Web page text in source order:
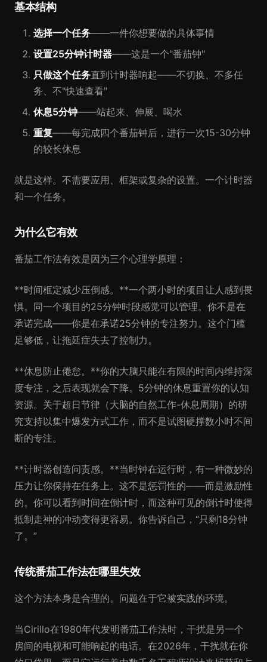
基本结构
选择一个任务——一件你想要做的具体事情
设置25分钟计时器——这是一个"番茄钟"
只做这个任务直到计时器响起——不切换、不多任
务、不"快速查看"
休息5分钟——站起来、伸展、喝水
重复——每完成四个番茄钟后，进行一次15-30分钟
的较长休息
就是这样。不需要应用、框架或复杂的设置。一个计时器
和一个任务。
为什么它有效
番茄工作法有效是因为三个心理学原理：
**时间框定减少压倒感。**一个两小时的项目让人感到畏
惧。同一个项目的25分钟时段感觉可以管理。你不是在
承诺完成——你是在承诺25分钟的专注努力。这个门槛
足够低，让拖延症失去了控制力。
**休息防止倦怠。**你的大脑只能在有限的时间内维持深
度专注，之后表现就会下降。5分钟的休息重置你的认知
资源。关于超日节律（大脑的自然工作-休息周期）的研
究支持以集中爆发方式工作，而不是试图硬撑数小时不间
断的专注。
**计时器创造问责感。**当时钟在运行时，有一种微妙的
压力让你保持在任务上。这不是惩罚性的——而是激励性
的。你可以看到时间在倒计时，而这种可见的倒计时使得
抵制走神的冲动变得更容易。你告诉自己，“只剩18分钟
了。”
传统番茄工作法在哪里失效
这个方法本身是合理的。问题在于它被实践的环境。
当Cirillo在1980年代发明番茄工作法时，干扰是另一个
房间的电视和可能响起的电话。在2026年，干扰就在你